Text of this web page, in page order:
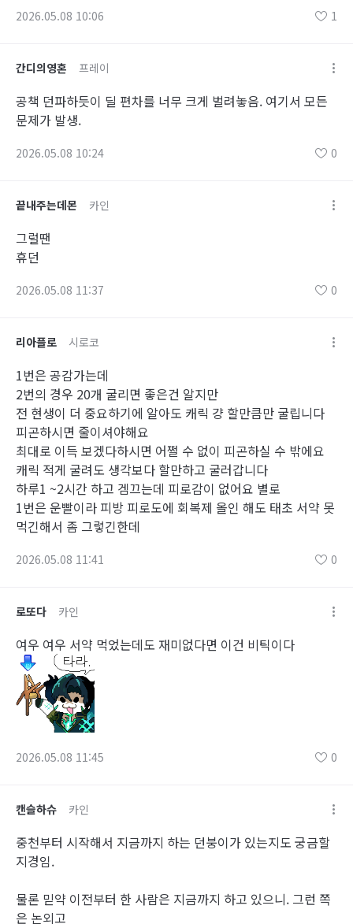
2026.05.08 10:06 1
간디의영혼 프레이
공책 던파하듯이 딜 편차를 너무 크게 벌려놓음. 여기서 모든
문제가 발생.
2026.05.08 10:24 0
끝내주는데몬 카인
그럴땐
휴던
2026.05.08 11:37 0
리아플로 시로코
1번은 공감가는데
2번의 경우 20개 굴리면 좋은건 알지만
전 현생이 더 중요하기에 알아도 캐릭 걍 할만큼만 굴립니다
피곤하시면 줄이셔야해요
최대로 이득 보겠다하시면 어쩔 수 없이 피곤하실 수 밖에요
캐릭 적게 굴려도 생각보다 할만하고 굴러갑니다
하루1 ~2시간 하고 겜끄는데 피로감이 없어요 별로
1번은 운빨이라 피방 피로도에 회복제 올인 해도 태초 서약 못
먹긴해서 좀 그렇긴한데
2026.05.08 11:41 0
로또다 카인
여우 여우 서약 먹었는데도 재미없다면 이건 비틱이다
2026.05.08 11:45 0
캔슬하슈 카인
중천부터 시작해서 지금까지 하는 던붕이가 있는지도 궁금할
지경임.
물론 믿약 이전부터 한 사람은 지금까지 하고 있으니. 그런 쪽
은 논외고